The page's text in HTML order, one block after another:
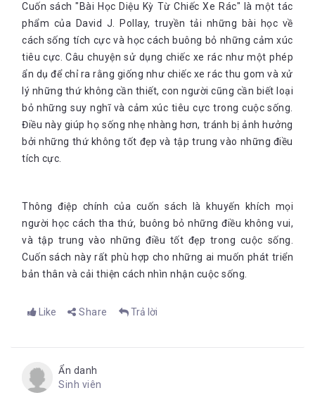
Cuốn sách "Bài Học Diệu Kỳ Từ Chiếc Xe Rác" là một tác
phẩm của David J. Pollay, truyền tải những bài học về
cách sống tích cực và học cách buông bỏ những cảm xúc
tiêu cực. Câu chuyện sử dụng chiếc xe rác như một phép
ẩn dụ để chỉ ra rằng giống như chiếc xe rác thu gom và xử
lý những thứ không cần thiết, con người cũng cần biết loại
bỏ những suy nghĩ và cảm xúc tiêu cực trong cuộc sống.
Điều này giúp họ sống nhẹ nhàng hơn, tránh bị ảnh hưởng
bởi những thứ không tốt đẹp và tập trung vào những điều
tích cực.
Thông điệp chính của cuốn sách là khuyến khích mọi
người học cách tha thứ, buông bỏ những điều không vui,
và tập trung vào những điều tốt đẹp trong cuộc sống.
Cuốn sách này rất phù hợp cho những ai muốn phát triển
bản thân và cải thiện cách nhìn nhận cuộc sống.
Like Share Trả lời
Ẩn danh
Sinh viên